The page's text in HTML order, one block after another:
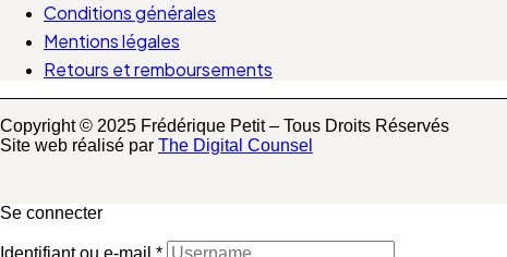
Conditions générales
Mentions légales
Retours et remboursements
Copyright © 2025 Frédérique Petit – Tous Droits Réservés
Site web réalisé par The Digital Counsel
Se connecter